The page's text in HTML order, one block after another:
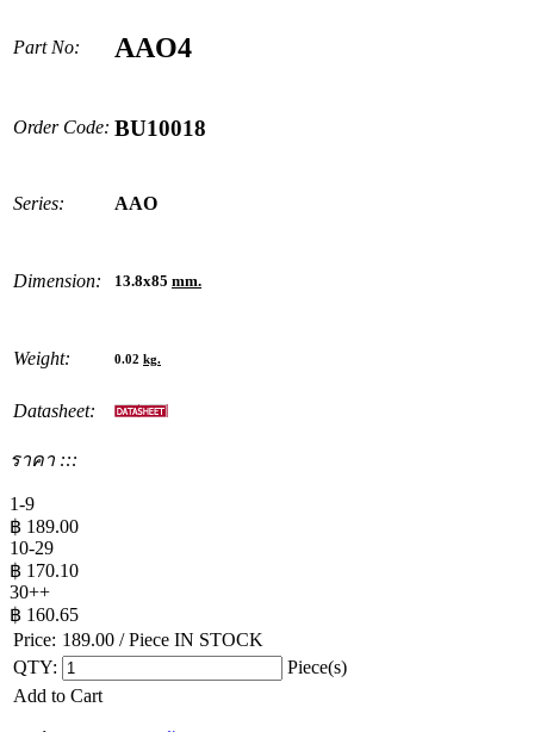
Part No: AAO4
Order Code: BU10018
Series: AAO
Dimension: 13.8x85 mm.
Weight: 0.02 kg.
Datasheet:
ราคา :::
1-9
฿ 189.00
10-29
฿ 170.10
30++
฿ 160.65
Price: 189.00 / Piece IN STOCK
QTY:
Piece(s)
Add to Cart